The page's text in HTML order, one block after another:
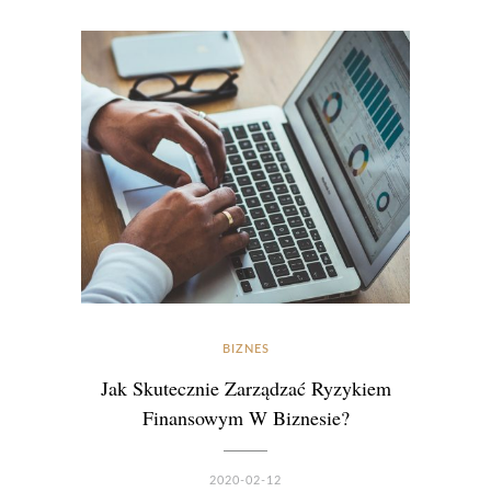
BIZNES
Jak Skutecznie Zarządzać Ryzykiem
Finansowym W Biznesie?
2020-02-12